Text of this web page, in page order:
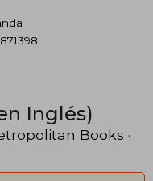
Inglés)
Books ·